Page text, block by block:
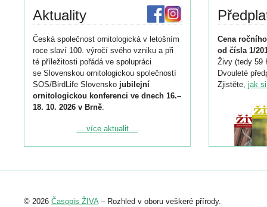
Aktuality
Česká společnost ornitologická v letošním
roce slaví 100. výročí svého vzniku a při
té příležitosti pořádá ve spolupráci
se Slovenskou ornitologickou společností
SOS/BirdLife Slovensko jubilejní
ornitologickou konferenci ve dnech 16.–
18. 10. 2026 v Brně.
Podrobnější informace ke konferenci
Registrovat se můžete do 6. září.
abstraktu přihlášené přednášky nebo
... více aktualit ...
Cena
od čísla 1/
Živy (tedy 59
Dvouleté
Zjistěte, jak
© 2026 Časopis ŽIVA– Rozhled v oboru veškeré přírody.